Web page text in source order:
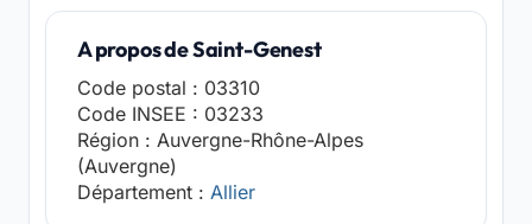
A propos de Saint-Genest
Code postal : 03310
Code INSEE : 03233
Région : Auvergne-Rhône-Alpes
(Auvergne)
Département : Allier